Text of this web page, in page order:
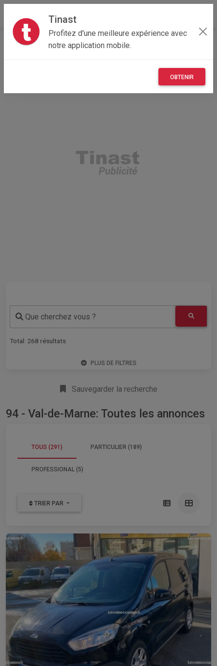
Tinast
Profitez d'une meilleure expérience avec
notre application mobile.
OBTENIR
Accueil Recherche Île-de-France
Que cherchez vous ?
Total: 268 résultats
PLUS DE FILTRES
Sauvegarder la recherche
94 - Val-de-Marne: Toutes les annonces
TOUS (291) PARTICULIER (189)
PROFESSIONAL (5)
TRIER PAR